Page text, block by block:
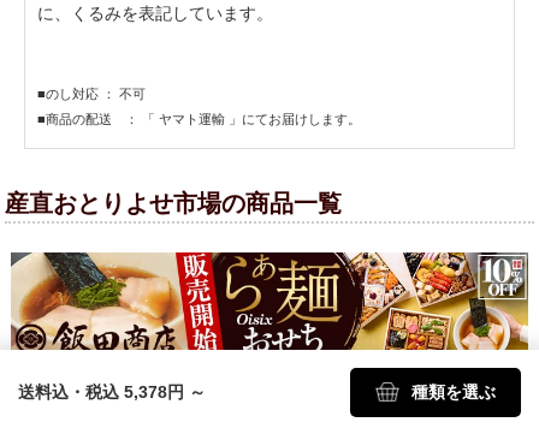
に、くるみを表記しています。
■のし対応 ： 不可
■商品の配送 ： 「 ヤマト運輸 」にてお届けします。
送料込・税込 5,378円 ～ 種類を選ぶ
産直おとりよせ市場の商品一覧